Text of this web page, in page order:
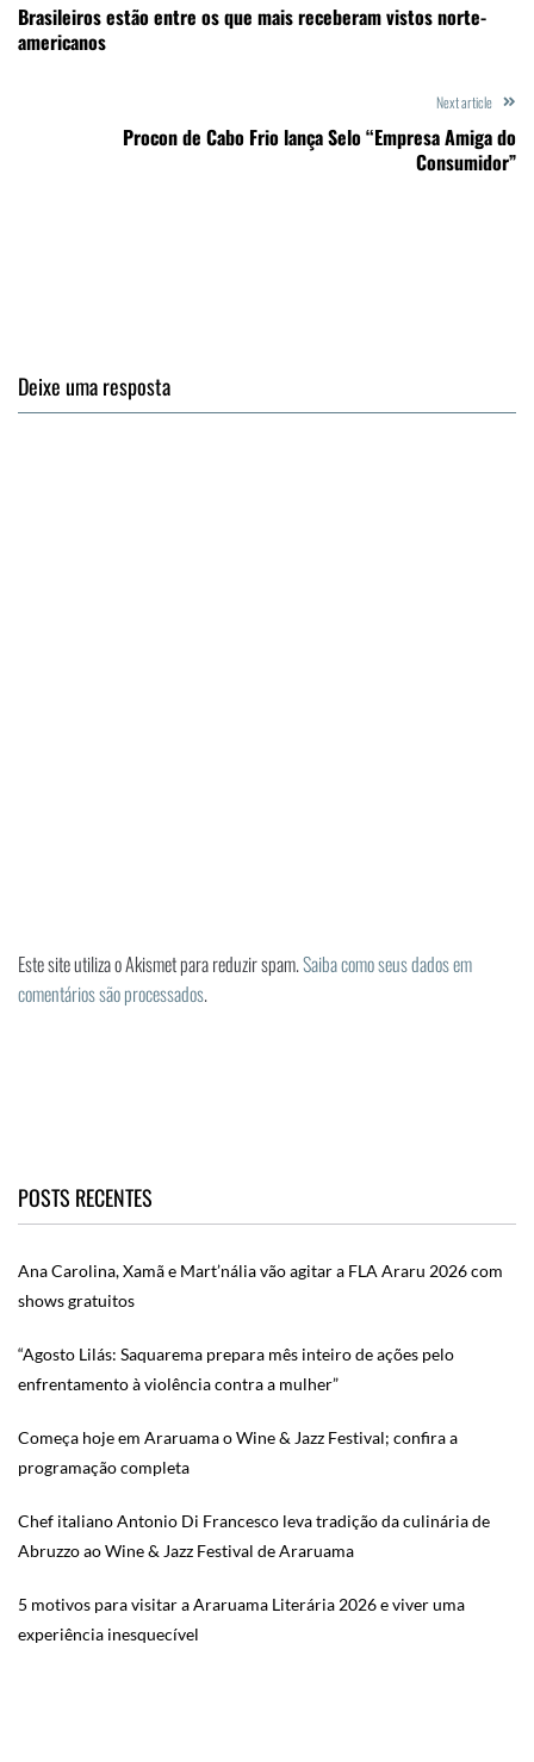
Brasileiros estão entre os que mais receberam vistos norte-
americanos
Next article
Procon de Cabo Frio lança Selo “Empresa Amiga do
Consumidor”
Deixe uma resposta
Este site utiliza o Akismet para reduzir spam.Saiba como seus dados em
comentários são processados.
POSTS RECENTES
Ana Carolina, Xamã e Mart’nália vão agitar a FLA Araru 2026 com
shows gratuitos
“Agosto Lilás: Saquarema prepara mês inteiro de ações pelo
enfrentamento à violência contra a mulher”
Começa hoje em Araruama o Wine & Jazz Festival; confira a
programação completa
Chef italiano Antonio Di Francesco leva tradição da culinária de
Abruzzo ao Wine & Jazz Festival de Araruama
5 motivos para visitar a Araruama Literária 2026 e viver uma
experiência inesquecível